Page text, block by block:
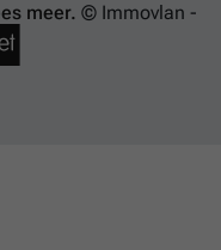
meer. © Immovlan -